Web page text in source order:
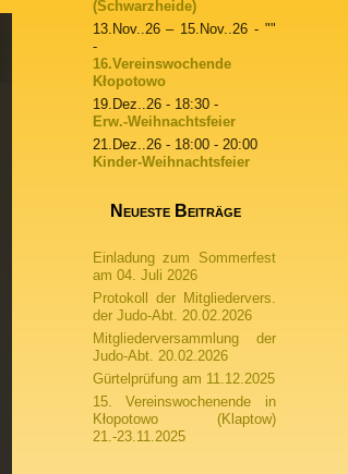
(Schwarzheide)
13.Nov..26 – 15.Nov..26 - ""
-
16.Vereinswochende
Kłopotowo
19.Dez..26- 18:30 -
Erw.-Weihnachtsfeier
21.Dez..26- 18:00 - 20:00
Kinder-Weihnachtsfeier
Neueste Beiträge
Einladung zum Sommerfest
am 04. Juli 2026
Protokoll der Mitgliedervers.
der Judo-Abt. 20.02.2026
Mitgliederversammlung der
Judo-Abt. 20.02.2026
Gürtelprüfung am 11.12.2025
15. Vereinswochenende in
Kłopotowo (Klaptow)
21.-23.11.2025